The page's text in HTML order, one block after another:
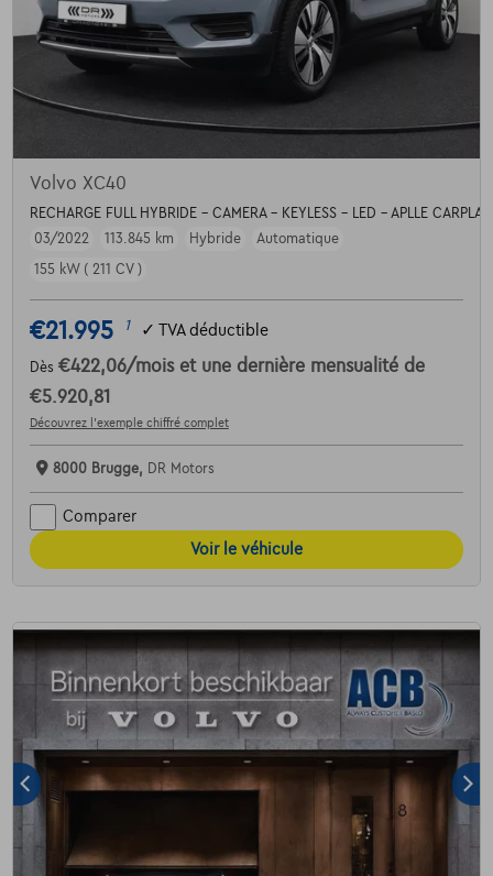
Volvo XC40
RECHARGE FULL HYBRIDE - CAMERA - KEYLESS - LED - APLLE CARPLAY
03/2022
113.845 km Hybride
Automatique
155 kW ( 211 CV )
€21.995 1 ✓ TVA déductible
Dès €422,06/mois et une dernière mensualité de
€5.920,81
Découvrez l’exemple chiffré complet
8000 Brugge, DR Motors
Comparer
Voir le véhicule